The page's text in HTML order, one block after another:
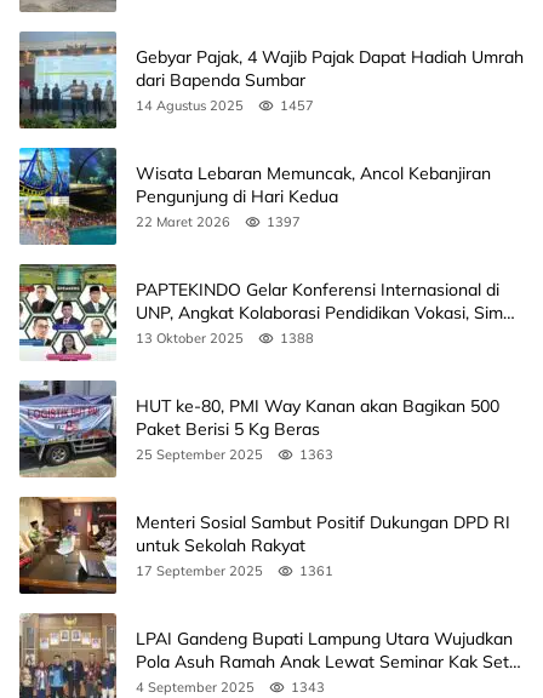
Gebyar Pajak, 4 Wajib Pajak Dapat Hadiah Umrah
dari Bapenda Sumbar
14 Agustus 2025 1457
Wisata Lebaran Memuncak, Ancol Kebanjiran
Pengunjung di Hari Kedua
22 Maret 2026 1397
PAPTEKINDO Gelar Konferensi Internasional di
UNP, Angkat Kolaborasi Pendidikan Vokasi, Simak
Agendanya
13 Oktober 2025 1388
HUT ke-80, PMI Way Kanan akan Bagikan 500
Paket Berisi 5 Kg Beras
25 September 2025 1363
Menteri Sosial Sambut Positif Dukungan DPD RI
untuk Sekolah Rakyat
17 September 2025 1361
LPAI Gandeng Bupati Lampung Utara Wujudkan
Pola Asuh Ramah Anak Lewat Seminar Kak Seto,
Ini Jadwalnya
4 September 2025 1343